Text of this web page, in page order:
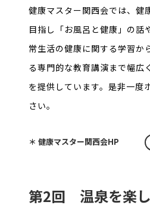
健康マスター関西会では、健
目指し「お風呂と健康」の話
常生活の健康に関する学習か
る専門的な教育講演まで幅広
を提供しています。是非一度
さい。
＊ 健康マスター関西会HP
第2回 温泉を楽